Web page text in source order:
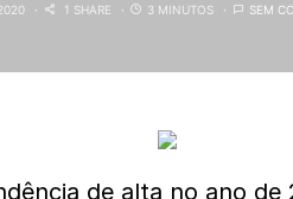
1 SHARE 3 MINUTOS SEM
de alta no ano de